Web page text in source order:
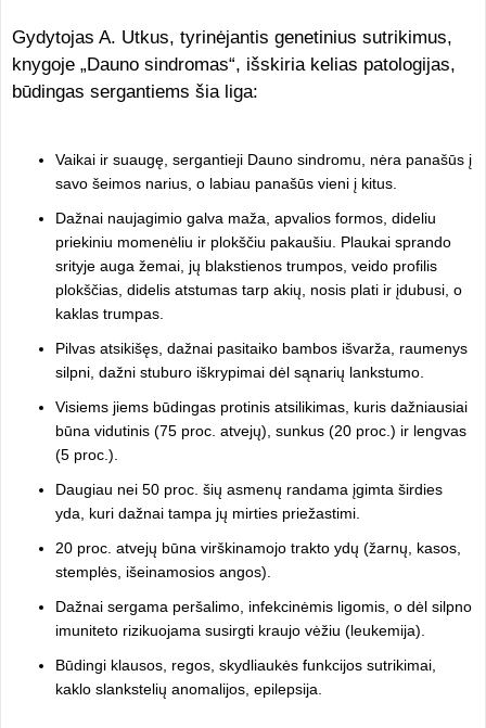
Gydytojas A. Utkus, tyrinėjantis genetinius sutrikimus,
knygoje „Dauno sindromas“, išskiria kelias patologijas,
būdingas sergantiems šia liga:
Vaikai ir suaugę, sergantieji Dauno sindromu, nėra panašūs į
savo šeimos narius, o labiau panašūs vieni į kitus.
Dažnai naujagimio galva maža, apvalios formos, dideliu
priekiniu momenėliu ir plokščiu pakaušiu. Plaukai sprando
srityje auga žemai, jų blakstienos trumpos, veido profilis
plokščias, didelis atstumas tarp akių, nosis plati ir įdubusi, o
kaklas trumpas.
Pilvas atsikišęs, dažnai pasitaiko bambos išvarža, raumenys
silpni, dažni stuburo iškrypimai dėl sąnarių lankstumo.
Visiems jiems būdingas protinis atsilikimas, kuris dažniausiai
būna vidutinis (75 proc. atvejų), sunkus (20 proc.) ir lengvas
(5 proc.).
Daugiau nei 50 proc. šių asmenų randama įgimta širdies
yda, kuri dažnai tampa jų mirties priežastimi.
20 proc. atvejų būna virškinamojo trakto ydų (žarnų, kasos,
stemplės, išeinamosios angos).
Dažnai sergama peršalimo, infekcinėmis ligomis, o dėl silpno
imuniteto rizikuojama susirgti kraujo vėžiu (leukemija).
Būdingi klausos, regos, skydliaukės funkcijos sutrikimai,
kaklo slankstelių anomalijos, epilepsija.